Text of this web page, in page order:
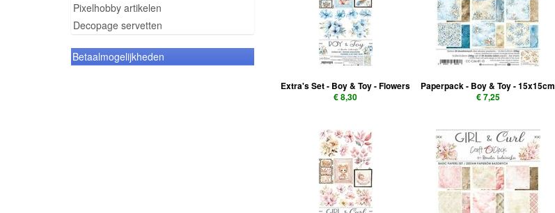
Pixelhobby artikelen
Decopage servetten
Betaalmogelijkheden
Extra's Set - Boy & Toy - Flowers
€ 8,30
Paperpack - Boy & Toy - 15x15cm
€ 7,25